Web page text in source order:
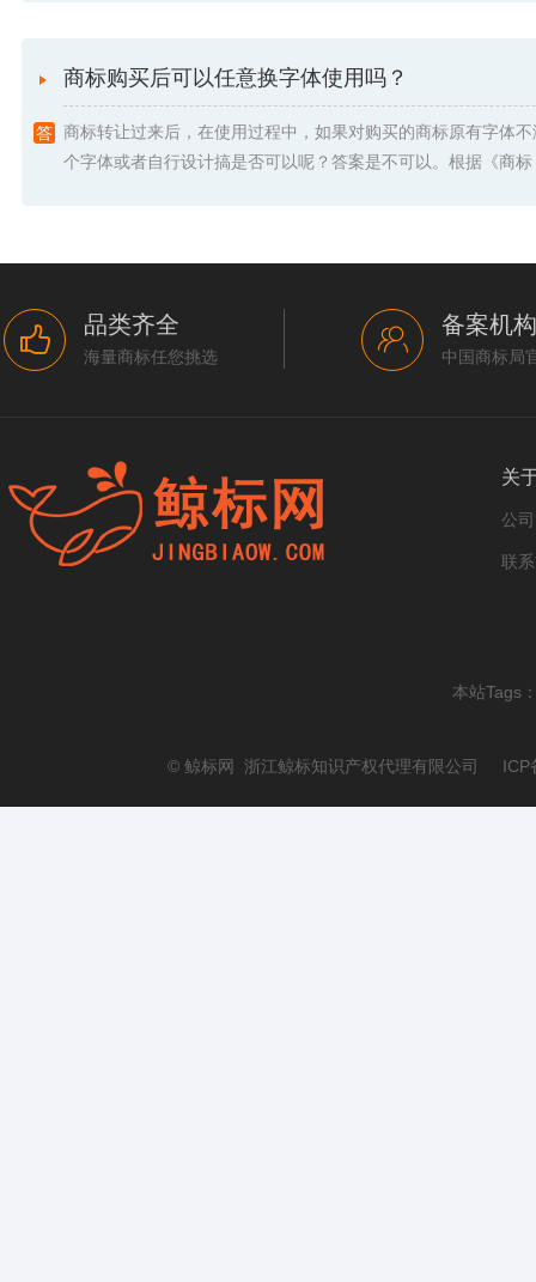
商标购买后可以任意换字体使用吗？
商标转让过来后，在使用过程中，如果对购买的商标原有字体
个字体或者自行设计搞是否可以呢？答案是不可以。根据《商
品类齐全
海量商标任您挑选
备案机构
中国商标局
关
公
联
本站Tags
© 鲸标网 浙江鲸标知识产权代理有限公司 ICP